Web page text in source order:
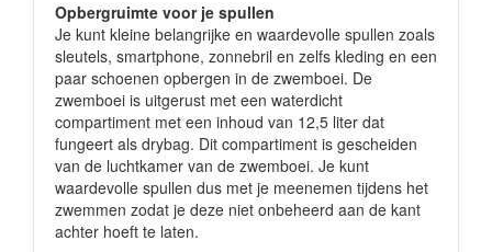
Opbergruimte voor je spullen
Je kunt kleine belangrijke en waardevolle spullen zoals
sleutels, smartphone, zonnebril en zelfs kleding en een
paar schoenen opbergen in de zwemboei. De
zwemboei is uitgerust met een waterdicht
compartiment met een inhoud van 12,5 liter dat
fungeert als drybag. Dit compartiment is gescheiden
van de luchtkamer van de zwemboei. Je kunt
waardevolle spullen dus met je meenemen tijdens het
zwemmen zodat je deze niet onbeheerd aan de kant
achter hoeft te laten.